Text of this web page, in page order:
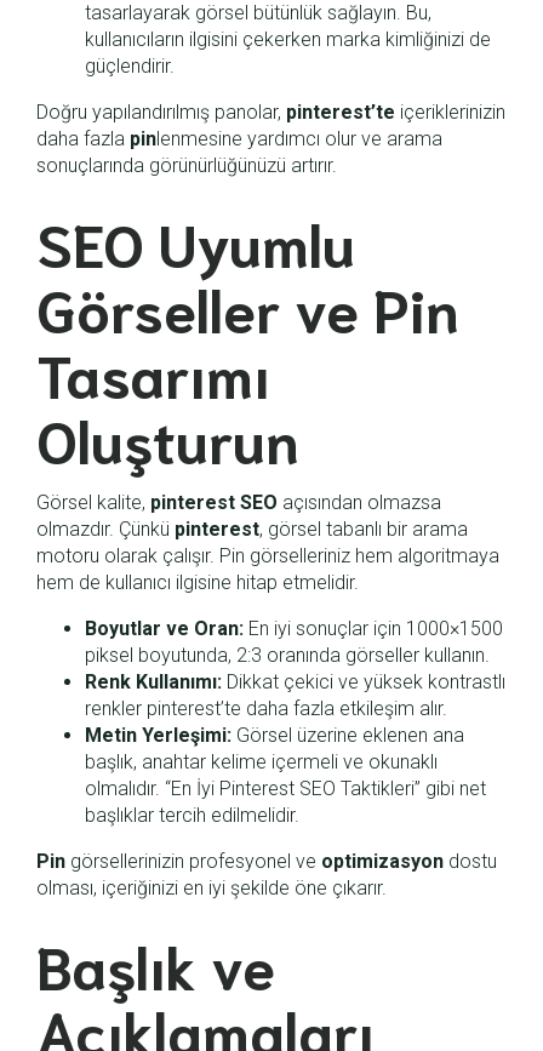
tasarlayarak görsel bütünlük sağlayın. Bu,
kullanıcıların ilgisini çekerken marka kimliğinizi de
güçlendirir.
Doğru yapılandırılmış panolar, pinterest’te içeriklerinizin
daha fazla pin lenmesine yardımcı olur ve arama
sonuçlarında görünürlüğünüzü artırır.
SEO Uyumlu
Görseller ve Pin
Tasarımı
Oluşturun
Görsel kalite, pinterest SEO açısından olmazsa
olmazdır. Çünkü pinterest, görsel tabanlı bir arama
motoru olarak çalışır. Pin görselleriniz hem algoritmaya
hem de kullanıcı ilgisine hitap etmelidir.
Boyutlar ve Oran: En iyi sonuçlar için 1000×1500
piksel boyutunda, 2:3 oranında görseller kullanın.
Renk Kullanımı: Dikkat çekici ve yüksek kontrastlı
renkler pinterest’te daha fazla etkileşim alır.
Metin Yerleşimi: Görsel üzerine eklenen ana
başlık, anahtar kelime içermeli ve okunaklı
olmalıdır. “En İyi Pinterest SEO Taktikleri” gibi net
başlıklar tercih edilmelidir.
Pin görsellerinizin profesyonel ve optimizasyon dostu
olması, içeriğinizi en iyi şekilde öne çıkarır.
Başlık ve
Açıklamaları